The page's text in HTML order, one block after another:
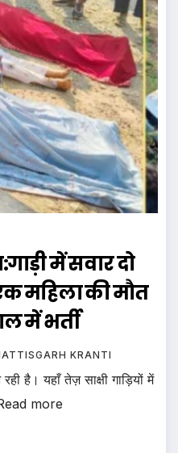
में सवार दो
महिला की मौत
में भर्ती
KRANTI
है। यहाँ तेज़ साक्षी गाड़ियों में
more